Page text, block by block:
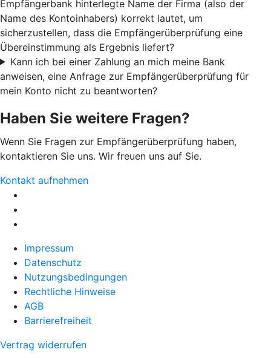
Empfängerbank hinterlegte Name der Firma (also der
Name des Kontoinhabers) korrekt lautet, um
sicherzustellen, dass die Empfängerüberprüfung eine
Übereinstimmung als Ergebnis liefert?
Kann ich bei einer Zahlung an mich meine Bank
anweisen, eine Anfrage zur Empfängerüberprüfung für
mein Konto nicht zu beantworten?
Haben Sie weitere Fragen?
Wenn Sie Fragen zur Empfängerüberprüfung haben,
kontaktieren Sie uns. Wir freuen uns auf Sie.
Kontakt aufnehmen
Impressum
Datenschutz
Nutzungsbedingungen
Rechtliche Hinweise
AGB
Barrierefreiheit
Vertrag widerrufen